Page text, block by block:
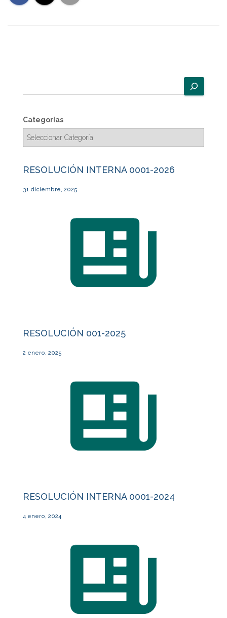
u
c
a
Categorías
RESOLUCIÓN INTERNA 0001-2026
31 diciembre, 2025
RESOLUCIÓN 001-2025
2 enero, 2025
RESOLUCIÓN INTERNA 0001-2024
4 enero, 2024